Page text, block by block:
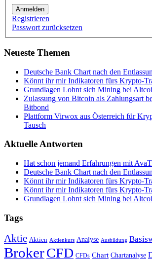
Anmelden
Registrieren
Passwort zurücksetzen
Neueste Themen
Deutsche Bank Chart nach den
Könnt ihr mir Indikatoren fürs Krypto-
Grundlagen Lohnt sich Mining bei
Zulassung von Bitcoin als Zahlungsart
Bitbond
Plattform Virwox aus Österreich für
Tausch
Aktuelle Antworten
Hat schon jemand Erfahrungen mit
Deutsche Bank Chart nach den
Könnt ihr mir Indikatoren fürs Krypto-
Könnt ihr mir Indikatoren fürs Krypto-
Grundlagen Lohnt sich Mining bei
Tags
Aktie Aktien Aktienkurs Analyse Ausbildung
BrokerCFD CFDs Chart Chartanalyse